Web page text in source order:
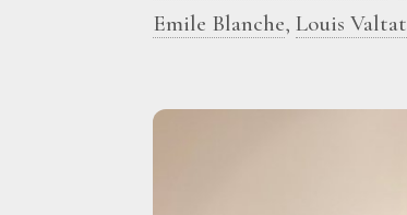
Emile Blanche, Louis Valtat